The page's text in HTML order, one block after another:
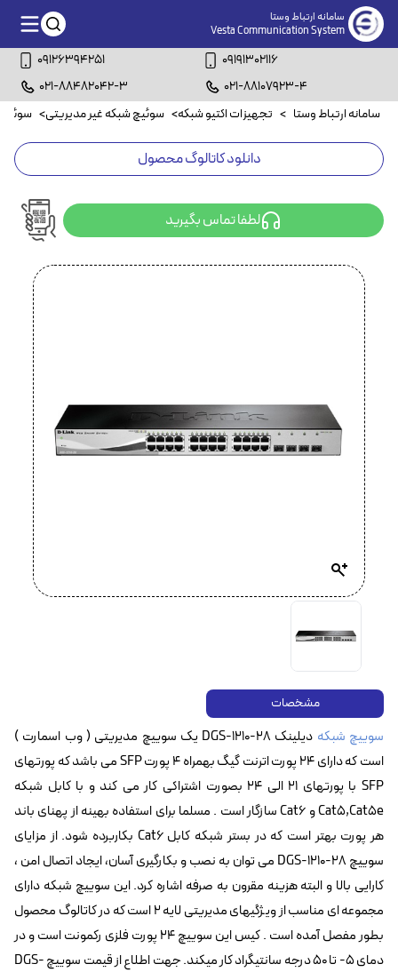
سامانه ارتباط وستا
Vesta Communication System
09126394251
09191302116
021-88482042-3
021-88107923-4
سامانه ارتباط وستا > تجهیزات اکتیو شبکه> سوئیچ شبکه غیر مدیریتی> سوئیچ
دانلود کاتالوگ محصول
لطفا تماس بگیرید
مشخصات
سوییچ شبکه
دیلینک DGS-1210-28 یک سوییچ مدیریتی ( وب اسمارت )
است که دارای ۲۴ پورت اترنت گیگ بهمراه ۴ پورت SFP می باشد که پورتهای
SFP‌ با پورتهای 21 الی 24 بصورت اشتراکی کار می کند و با کابل شبکه
Cat5,Cat5e و Cat6 سازگار است . مسلما برای استفاده بهینه از پهنای باند
هر پورت بهتر است که در بستر شبکه کابل Cat6 بکاربرده شود. از مزایای
سوییچ DGS-1210-28 می توان به نصب و بکارگیری آسان، ایجاد اتصال امن ،
کارایی بالا و البته هزینه مقرون به صرفه اشاره کرد. این سوییچ شبکه دارای
مجموعه ای مناسب از ویژگیهای مدیریتی لایه ۲ است که در کاتالوگ محصول
بطور مفصل آمده است . کیس این سوییچ ۲۴ پورت فلزی رکمونت است و در
دمای ۵- تا ۵۰ درجه سانتیگراد کار میکند. جهت اطلاع از قیمت سوییچ DGS-